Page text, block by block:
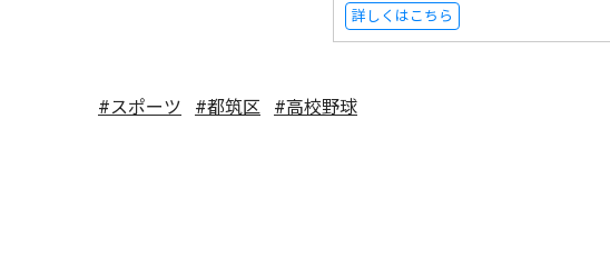
詳しくはこちら
#スポーツ #都筑区 #高校野球